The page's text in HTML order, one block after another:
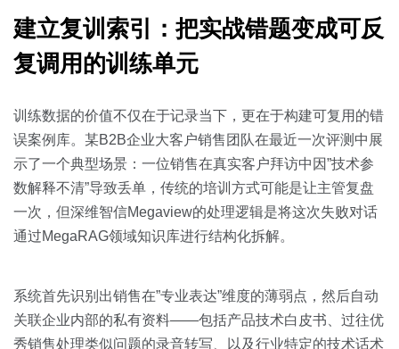
建立复训索引：把实战错题变成可反
复调用的训练单元
训练数据的价值不仅在于记录当下，更在于构建可复用的错
误案例库。某B2B企业大客户销售团队在最近一次评测中展
示了一个典型场景：一位销售在真实客户拜访中因”技术参
数解释不清”导致丢单，传统的培训方式可能是让主管复盘
一次，但深维智信Megaview的处理逻辑是将这次失败对话
通过MegaRAG领域知识库进行结构化拆解。
系统首先识别出销售在”专业表达”维度的薄弱点，然后自动
关联企业内部的私有资料——包括产品技术白皮书、过往优
秀销售处理类似问题的录音转写、以及行业特定的技术话术